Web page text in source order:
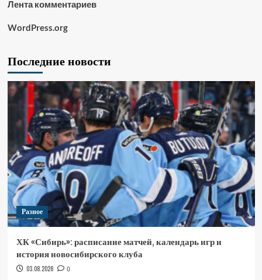
Лента комментариев
WordPress.org
Последние новости
Разное
ХК «Сибирь»: расписание матчей, календарь игр и
история новосибирского клуба
03.08.2026 0